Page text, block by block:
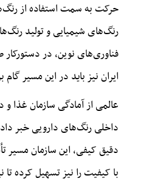
حرکت به سمت استفاده از
رنگ‌های شیمیایی و تولید
فناوری‌های نوین، در
ایران نیز باید در این مسیر گام
عالمی از آمادگی سازمان غذا و
داخلی رنگ‌های دارویی خبر
دقیق کیفی، این سازمان مسیر
با کیفیت را نیز تسهیل کرده تا